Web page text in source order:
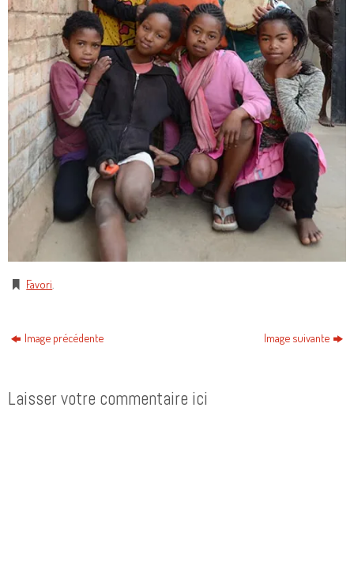
Favori
Image précédente Image suivante
Laisser votre commentaire ici